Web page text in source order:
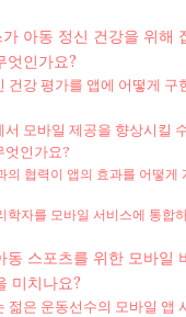
아동 정신 건강을 위해
엇인가요?
건강 평가를 앱에 어떻게 구
서 모바일 제공을 향상시킬
엇인가요?
의 협력이 앱의 효과를 어떻게
학자를 모바일 서비스에 통합
동 스포츠를 위한 모바일
미치나요?
젊은 운동선수의 모바일 앱